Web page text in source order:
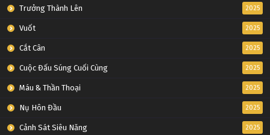
Trưởng Thành Lên 2025
Vuốt 2025
Cắt Cân 2025
Cuộc Đấu Súng Cuối Cùng 2025
Máu & Thần Thoại 2025
Nụ Hôn Đầu 2025
Cảnh Sát Siêu Năng 2025